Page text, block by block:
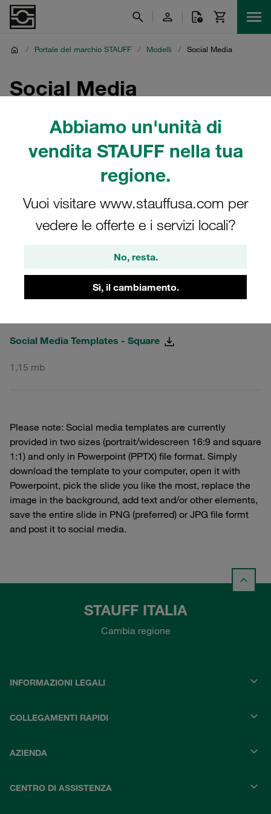
Abbiamo un'unità di
vendita STAUFF nella tua
regione.
Vuoi visitare www.stauffusa.com per
vedere le offerte e i servizi locali?
No, resta.
Sì, il cambiamento.
/ Portale del marchio STAUFF / Modelli / Social Media
Social Media
Templates for LinkedIn and other social media channels
Social Media Templates -
Social Media Templates - Square
1,15 mb
Please note: Social media templates are currently
provided in two sizes (portrait/widescreen 16:9 and square
1:1) and only in Powerpoint (PPTX) file format. Simply
download the template to your computer, open it with
Powerpoint, pick the slide you like the most, replace the
image in the background, add text and/or other elements,
save the entire slide in PNG (preferred) or JPG file formt
and post it to social media.
STAUFF ITALIA
Cambia regione
INFORMAZIONI LEGALI
COLLEGAMENTI RAPIDI
AZIENDA
CENTRO DI ASSISTENZA